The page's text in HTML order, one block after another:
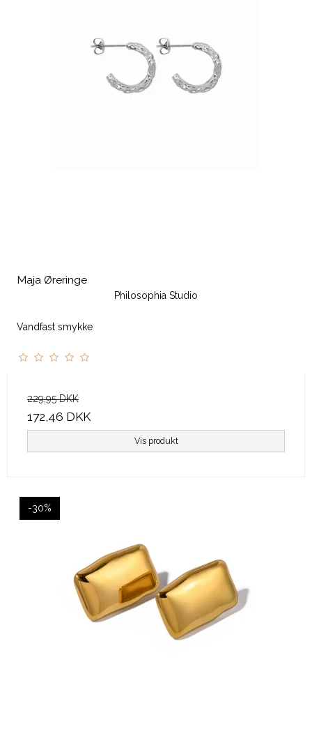
Maja Øreringe
Philosophia Studio
Vandfast smykke
229,95 DKK
172,46 DKK
Vis produkt
-30%